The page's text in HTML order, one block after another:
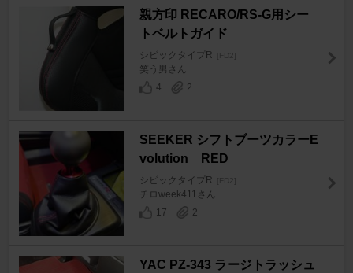
親方印 RECARO/RS-G用シー
トベルトガイド
シビックタイプR [FD2]
笑う男さん
4
2
SEEKER シフトブーツカラーE
volution RED
シビックタイプR [FD2]
チロweek411さん
17
2
YAC PZ-343 ラージトラッシュ